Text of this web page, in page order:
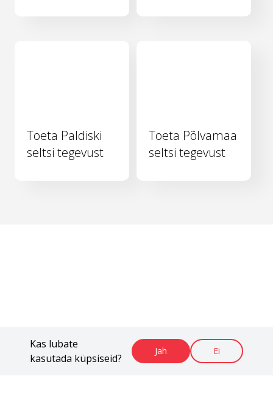
Kas lubate
kasutada küpsiseid?
Jah Ei
Toeta Paldiski
seltsi tegevust
Toeta Põlvamaa
seltsi tegevust